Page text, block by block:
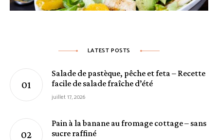
LATEST POSTS
Salade de pastèque, pêche et feta – Recette
facile de salade fraîche d’été
juillet 17, 2026
Pain à la banane au fromage cottage – sans
sucre raffiné